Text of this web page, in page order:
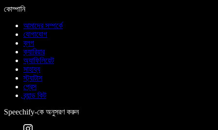
কোম্পানি
আমাদের সম্পর্কে
যোগাযোগ
ব্লগ
ক্যারিয়ার
অ্যাফিলিয়েট
সাহায্য
স্ট্যাটাস
প্রেস
ব্র্যান্ড কিট
Speechify-কে অনুসরণ করুন